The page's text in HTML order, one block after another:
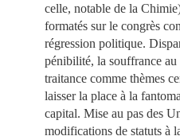
celle, notable de la
formatés sur le congrès
régression politique.
pénibilité, la souffrance
traitance comme thèmes
laisser la place à la
capital. Mise au pas des
modifications de statuts à